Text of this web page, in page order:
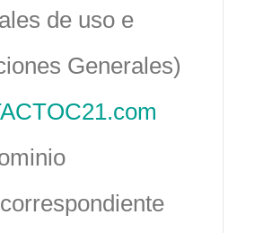
de uso e
Generales)